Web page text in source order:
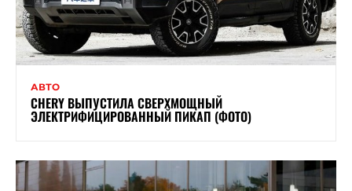
АВТО
CHERY ВЫПУСТИЛА СВЕРХМОЩНЫЙ
ЭЛЕКТРИФИЦИРОВАННЫЙ ПИКАП (ФОТО)